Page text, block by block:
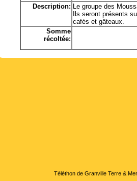
Description: Le groupe des
Ils seront présents
cafés et gâteaux.
Somme
récoltée:
Téléthon de Granville Terre &